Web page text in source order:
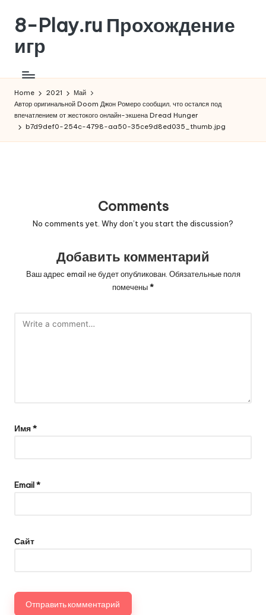
Skip
content
8-Play.ru Прохождение
игр
Home 2021
Май
Автор оригинальной Doom Джон Ромеро сообщил, что остался под
впечатлением от жестокого онлайн-экшена Dread Hunger
b7d9def0-254c-4798-aa50-35ce9d8ed035_thumb.jpg
Comments
No comments yet. Why don’t you start the discussion?
Добавить комментарий
Ваш адрес email не будет опубликован. Обязательные поля
помечены*
Имя*
Email*
Сайт